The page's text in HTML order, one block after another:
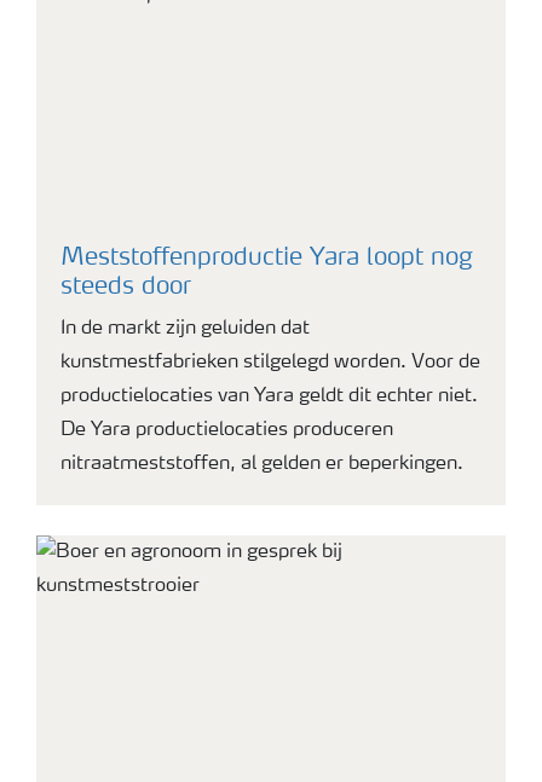
Meststoffenproductie Yara loopt nog
steeds door
In de markt zijn geluiden dat
kunstmestfabrieken stilgelegd worden. Voor de
productielocaties van Yara geldt dit echter niet.
De Yara productielocaties produceren
nitraatmeststoffen, al gelden er beperkingen.